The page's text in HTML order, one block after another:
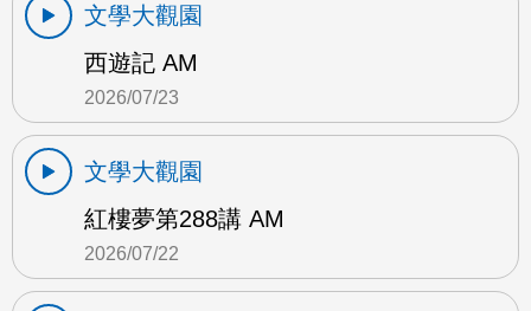
文學大觀園
西遊記 AM
2026/07/23
文學大觀園
紅樓夢第288講 AM
2026/07/22